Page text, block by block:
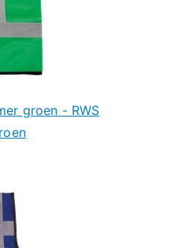
groen - RWS